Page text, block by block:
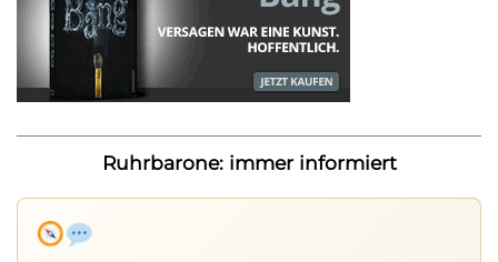
Ruhrbarone: immer informiert